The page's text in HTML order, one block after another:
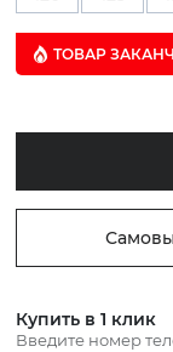
ТОВАР
Купить в 1 клик
Введите номер